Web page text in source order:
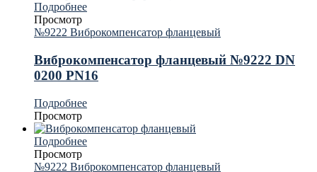
Подробнее
Просмотр
№9222 Виброкомпенсатор фланцевый
Виброкомпенсатор фланцевый №9222 DN
0200 PN16
Подробнее
Просмотр
Подробнее
Просмотр
№9222 Виброкомпенсатор фланцевый